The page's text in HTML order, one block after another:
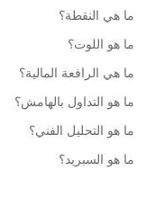
ما هي النقطة؟
ما هو اللوت؟
ما هي الرافعة المالية؟
ما هو التداول بالهامش؟
ما هو التحليل الفني؟
ما هو السبريد؟